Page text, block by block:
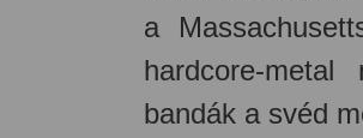
a
hardcore-
bandák a svéd